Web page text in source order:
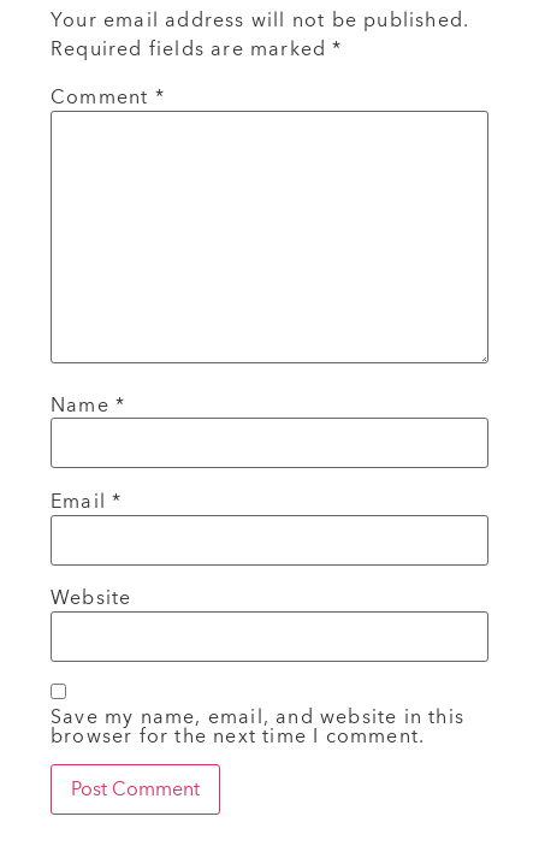
Your email address will not be published.
Required fields are marked*
Comment *
Name *
Email*
Website
Save my name, email, and website in this
browser for the next time I comment.